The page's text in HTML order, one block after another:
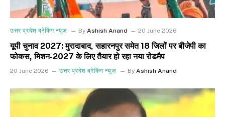
उत्तर प्रदेश ब्रेकिंग न्यूज़ By Ashish Anand 20 June 2026
यूपी चुनाव 2027: मुरादाबाद, सहारनपुर समेत 18 जिलों पर बीजेपी का
फोकस, मिशन-2027 के लिए तैयार हो रहा नया रोडमैप
20 June 2026 उत्तर प्रदेश ब्रेकिंग न्यूज़ By Ashish Anand